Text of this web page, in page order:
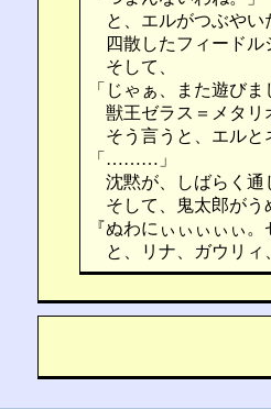
と、エルがつぶやい
四散したフィードル
そして、
「じゃぁ、また遊び
獣王ゼラス＝メタリ
そう言うと、エルと
「………」
沈黙が、しばらく通
そして、鬼太郎がう
『ぬわにぃぃぃぃぃ
と、リナ、ガウリィ